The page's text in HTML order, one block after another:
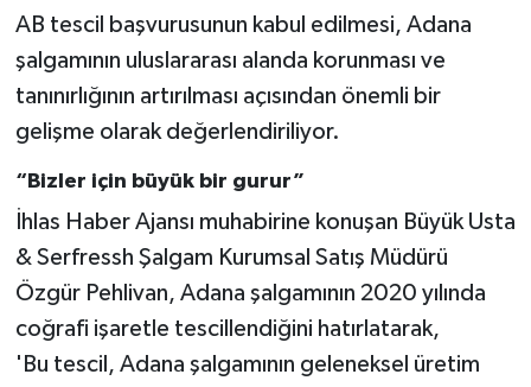
AB tescil başvurusunun kabul edilmesi, Adana
şalgamının uluslararası alanda korunması ve
tanınırlığının artırılması açısından önemli bir
gelişme olarak değerlendiriliyor.
“Bizler için büyük bir gurur”
İhlas Haber Ajansı muhabirine konuşan Büyük Usta
& Serfressh Şalgam Kurumsal Satış Müdürü
Özgür Pehlivan, Adana şalgamının 2020 yılında
coğrafi işaretle tescillendiğini hatırlatarak,
'Bu tescil, Adana şalgamının geleneksel üretim